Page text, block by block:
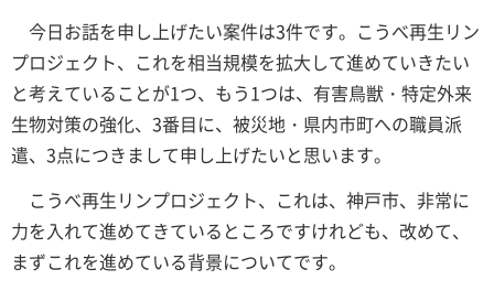
今日お話を申し上げたい案件は3件です。こうべ再生リン
プロジェクト、これを相当規模を拡大して進めていきたい
と考えていることが1つ、もう1つは、有害鳥獣・特定外来
生物対策の強化、3番目に、被災地・県内市町への職員派
遣、3点につきまして申し上げたいと思います。
こうべ再生リンプロジェクト、これは、神戸市、非常に
力を入れて進めてきているところですけれども、改めて、
まずこれを進めている背景についてです。